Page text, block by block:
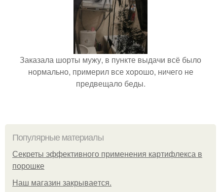
Заказала шорты мужу, в пункте выдачи всё было
нормально, примерил все хорошо, ничего не
предвещало беды.
Популярные материалы
Секреты эффективного применения картифлекса в
порошке
Нaш магaзин зaкрывaeтся.